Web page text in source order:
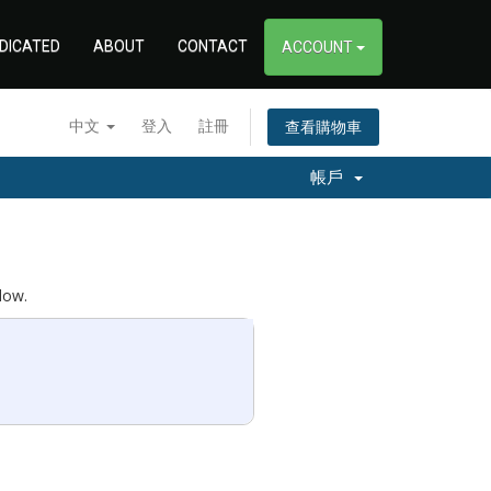
ABOUT CONTACT ACCOUNT
中文 登入 註冊 查看購物車
帳戶